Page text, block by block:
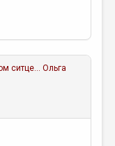
ситце... Ольга